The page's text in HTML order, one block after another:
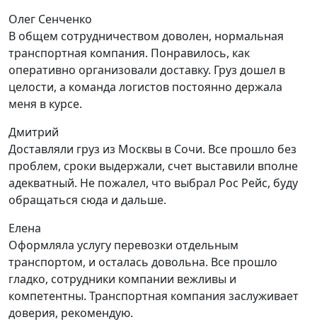
Олег Сенченко
В общем сотрудничеством доволен, нормальная
транспортная компания. Понравилось, как
оперативно организовали доставку. Груз дошел в
целости, а команда логистов постоянно держала
меня в курсе.
Дмитрий
Доставляли груз из Москвы в Сочи. Все прошло без
проблем, сроки выдержали, счет выставили вполне
адекватный. Не пожалел, что выбрал Рос Рейс, буду
обращаться сюда и дальше.
Елена
Оформляла услугу перевозки отдельным
транспортом, и осталась довольна. Все прошло
гладко, сотрудники компании вежливы и
компетентны. Транспортная компания заслуживает
доверия, рекомендую.